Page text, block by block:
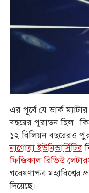
এর পূর্বে যে ডার্ক
বছরের পুরাতন ছিল।
১২ বিলিয়ন বছরেরও
নাগোয়া ইউনিভার্সিটির
ফিজিকাল রিভিউ
গবেষণাপত্র মহাবিশ্বের
দিয়েছে।